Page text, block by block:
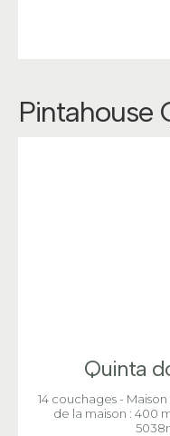
Pintahouse
Quinta
14 couchages -
de la maison : 400